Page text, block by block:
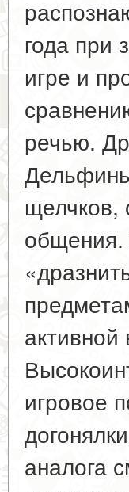
года при
игре и
речью.
щелчков,
общения.
игровое
аналога